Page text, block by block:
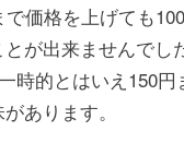
価格を上げても
が出来ませんでし
時的とはいえ150円
あります。